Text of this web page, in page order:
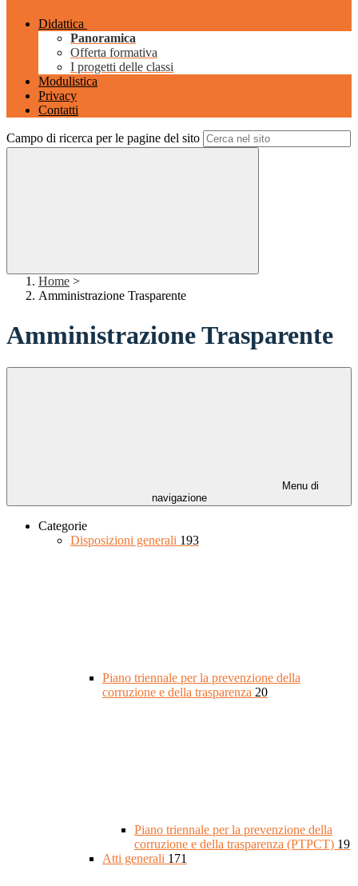
Didattica
Panoramica
Offerta formativa
I progetti delle classi
Modulistica
Privacy
Contatti
Campo di ricerca per le pagine del sito
Home >
Amministrazione Trasparente
Amministrazione Trasparente
Menu di
navigazione
Categorie
Disposizioni generali 193
Piano triennale per la prevenzione della
corruzione e della trasparenza 20
Piano triennale per la prevenzione della
corruzione e della trasparenza (PTPCT) 19
Atti generali 171